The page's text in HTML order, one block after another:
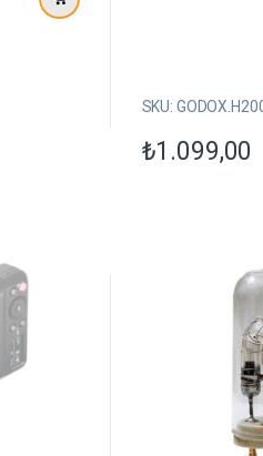
SKU:
₺1.099,00